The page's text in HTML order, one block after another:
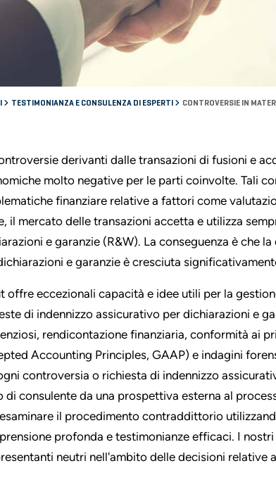
TESTIMONIANZA E CONSULENZA DI ESPERTI CONTROVERSIE IN
derivanti dalle transazioni di fusioni e
molto negative per le parti coinvolte. Tali
finanziare relative a fattori come
il mercato delle transazioni accetta e utilizza
e garanzie (R&W). La conseguenza è che
e garanzie è cresciuta
offre eccezionali capacità e idee utili per la
di indennizzo assicurativo per dichiarazioni e
rendicontazione finanziaria, conformità ai
Accounting Principles, GAAP) e indagini
controversia o richiesta di indennizzo
di consulente da una prospettiva esterna al
il procedimento contraddittorio
profonda e testimonianze efficaci. I
neutri nell'ambito delle decisioni relative